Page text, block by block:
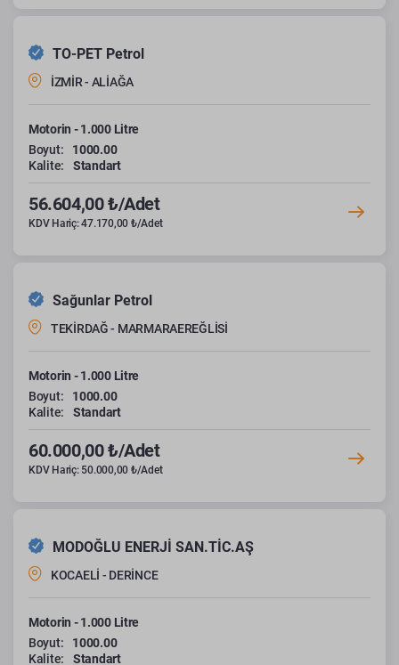
TO-PET Petrol
İZMİR - ALİAĞA
Motorin - 1.000 Litre
Boyut:
1000.00
Kalite:
Standart
56.604,00 ₺/Adet
KDV Hariç: 47.170,00 ₺/Adet
Sağunlar Petrol
TEKİRDAĞ - MARMARAEREĞLİSİ
Motorin - 1.000 Litre
Boyut:
1000.00
Kalite:
Standart
60.000,00 ₺/Adet
KDV Hariç: 50.000,00 ₺/Adet
MODOĞLU ENERJİ SAN.TİC.AŞ
KOCAELİ - DERİNCE
Motorin - 1.000 Litre
Boyut:
1000.00
Kalite:
Standart